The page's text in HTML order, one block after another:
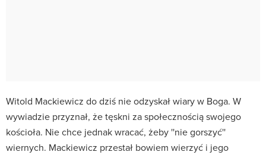
Witold Mackiewicz do dziś nie odzyskał wiary w Boga. W
wywiadzie przyznał, że tęskni za społecznością swojego
kościoła. Nie chce jednak wracać, żeby ''nie gorszyć''
wiernych. Mackiewicz przestał bowiem wierzyć i jego